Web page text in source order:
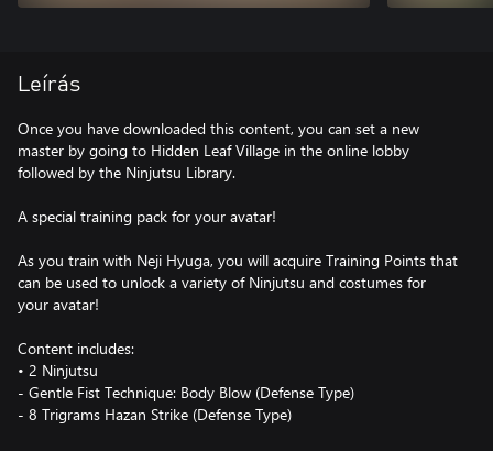
Leírás
Once you have downloaded this content, you can set a new
master by going to Hidden Leaf Village in the online lobby
followed by the Ninjutsu Library.
A special training pack for your avatar!
As you train with Neji Hyuga, you will acquire Training Points that
can be used to unlock a variety of Ninjutsu and costumes for
your avatar!
Content includes:
• 2 Ninjutsu
- Gentle Fist Technique: Body Blow (Defense Type)
- 8 Trigrams Hazan Strike (Defense Type)